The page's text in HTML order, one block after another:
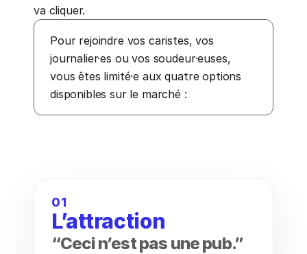
va cliquer.
Pour rejoindre vos caristes, vos
journalier·es ou vos soudeur·euses,
vous êtes limité·e aux quatre options
disponibles sur le marché :
01
L’attraction
“Ceci n’est pas une pub.”